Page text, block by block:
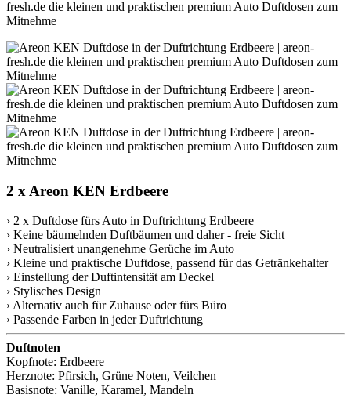
2 x Areon KEN Erdbeere
› 2 x Duftdose fürs Auto in Duftrichtung Erdbeere
› Keine bäumelnden Duftbäumen und daher - freie Sicht
› Neutralisiert unangenehme Gerüche im Auto
› Kleine und praktische Duftdose, passend für das Getränkehalter
› Einstellung der Duftintensität am Deckel
› Stylisches Design
› Alternativ auch für Zuhause oder fürs Büro
› Passende Farben in jeder Duftrichtung
Duftnoten
Kopfnote: Erdbeere
Herznote: Pfirsich, Grüne Noten, Veilchen
Basisnote: Vanille, Karamel, Mandeln